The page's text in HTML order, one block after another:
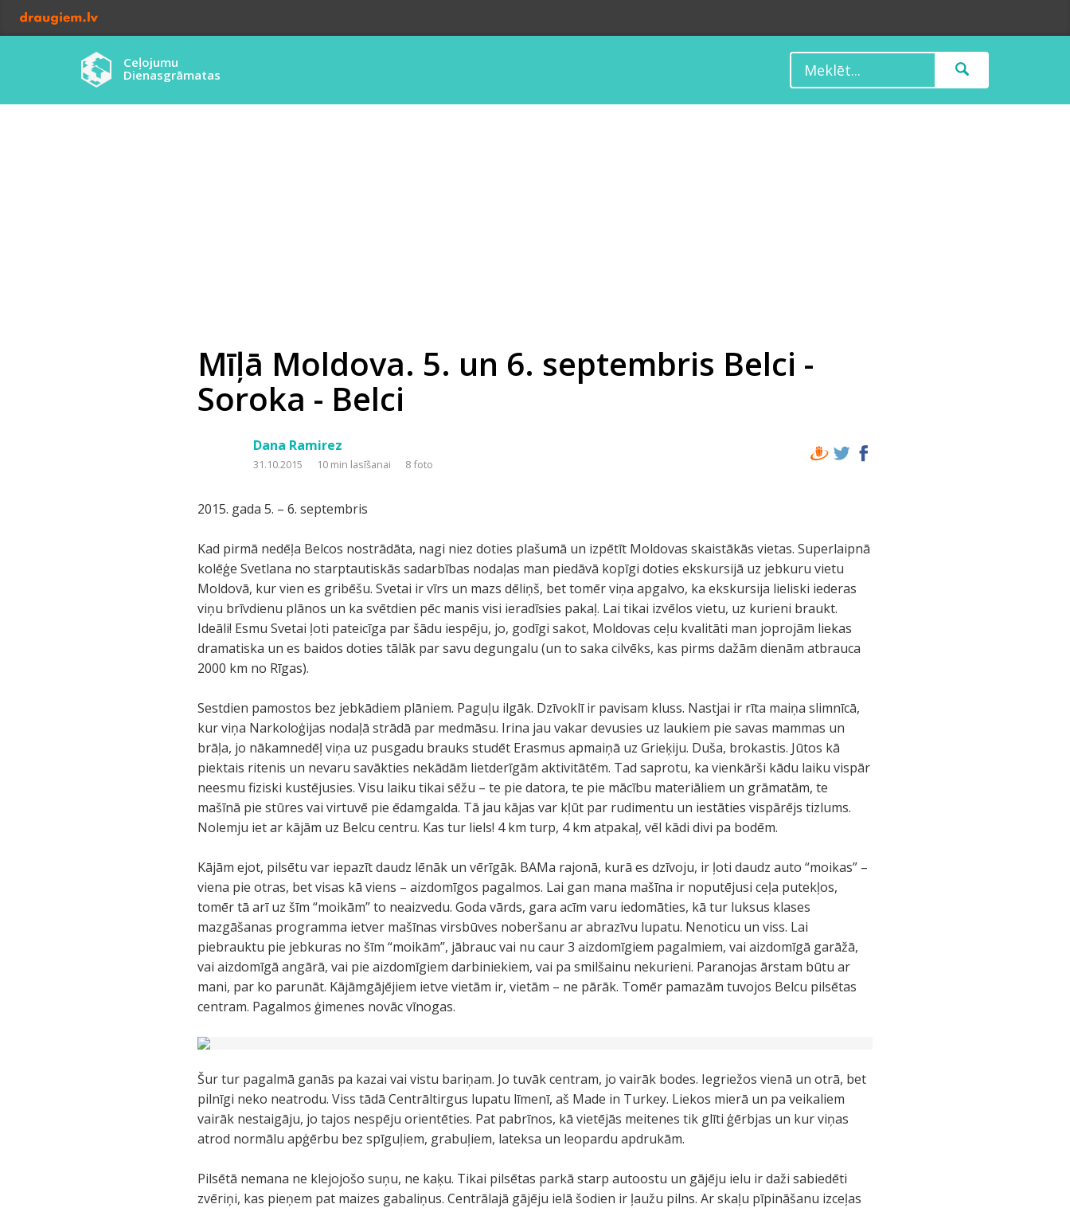
Ceļojumu
Dienasgrāmatas
Mīļā Moldova. 5. un 6. septembris Belci -
Soroka - Belci
Dana Ramirez
31.10.2015 10 min lasīšanai 8 foto
2015. gada 5. – 6. septembris
Kad pirmā nedēļa Belcos nostrādāta, nagi niez doties plašumā un izpētīt Moldovas skaistākās vietas. Superlaipnā
kolēģe Svetlana no starptautiskās sadarbības nodaļas man piedāvā kopīgi doties ekskursijā uz jebkuru vietu
Moldovā, kur vien es gribēšu. Svetai ir vīrs un mazs dēliņš, bet tomēr viņa apgalvo, ka ekskursija lieliski iederas
viņu brīvdienu plānos un ka svētdien pēc manis visi ieradīsies pakaļ. Lai tikai izvēlos vietu, uz kurieni braukt.
Ideāli! Esmu Svetai ļoti pateicīga par šādu iespēju, jo, godīgi sakot, Moldovas ceļu kvalitāti man joprojām liekas
dramatiska un es baidos doties tālāk par savu degungalu (un to saka cilvēks, kas pirms dažām dienām atbrauca
2000 km no Rīgas).
Sestdien pamostos bez jebkādiem plāniem. Paguļu ilgāk. Dzīvoklī ir pavisam kluss. Nastjai ir rīta maiņa slimnīcā,
kur viņa Narkoloģijas nodaļā strādā par medmāsu. Irina jau vakar devusies uz laukiem pie savas mammas un
brāļa, jo nākamnedēļ viņa uz pusgadu brauks studēt Erasmus apmaiņā uz Grieķiju. Duša, brokastis. Jūtos kā
piektais ritenis un nevaru savākties nekādām lietderīgām aktivitātēm. Tad saprotu, ka vienkārši kādu laiku vispār
neesmu fiziski kustējusies. Visu laiku tikai sēžu – te pie datora, te pie mācību materiāliem un grāmatām, te
mašīnā pie stūres vai virtuvē pie ēdamgalda. Tā jau kājas var kļūt par rudimentu un iestāties vispārējs tizlums.
Nolemju iet ar kājām uz Belcu centru. Kas tur liels! 4 km turp, 4 km atpakaļ, vēl kādi divi pa bodēm.
Kājām ejot, pilsētu var iepazīt daudz lēnāk un vērīgāk. BAMa rajonā, kurā es dzīvoju, ir ļoti daudz auto “moikas” –
viena pie otras, bet visas kā viens – aizdomīgos pagalmos. Lai gan mana mašīna ir noputējusi ceļa putekļos,
tomēr tā arī uz šīm “moikām” to neaizvedu. Goda vārds, gara acīm varu iedomāties, kā tur luksus klases
mazgāšanas programma ietver mašīnas virsbūves noberšanu ar abrazīvu lupatu. Nenoticu un viss. Lai
piebrauktu pie jebkuras no šīm “moikām”, jābrauc vai nu caur 3 aizdomīgiem pagalmiem, vai aizdomīgā garāžā,
vai aizdomīgā angārā, vai pie aizdomīgiem darbiniekiem, vai pa smilšainu nekurieni. Paranojas ārstam būtu ar
mani, par ko parunāt. Kājāmgājējiem ietve vietām ir, vietām – ne pārāk. Tomēr pamazām tuvojos Belcu pilsētas
centram. Pagalmos ģimenes novāc vīnogas.
Šur tur pagalmā ganās pa kazai vai vistu bariņam. Jo tuvāk centram, jo vairāk bodes. Iegriežos vienā un otrā, bet
pilnīgi neko neatrodu. Viss tādā Centrāltirgus lupatu līmenī, aš Made in Turkey. Liekos mierā un pa veikaliem
vairāk nestaigāju, jo tajos nespēju orientēties. Pat pabrīnos, kā vietējās meitenes tik glīti ģērbjas un kur viņas
atrod normālu apģērbu bez spīguļiem, grabuļiem, lateksa un leopardu apdrukām.
Pilsētā nemana ne klejojošo suņu, ne kaķu. Tikai pilsētas parkā starp autoostu un gājēju ielu ir daži sabiedēti
zvēriņi, kas pieņem pat maizes gabaliņus. Centrālajā gājēju ielā šodien ir ļaužu pilns. Ar skaļu pīpināšanu izceļas